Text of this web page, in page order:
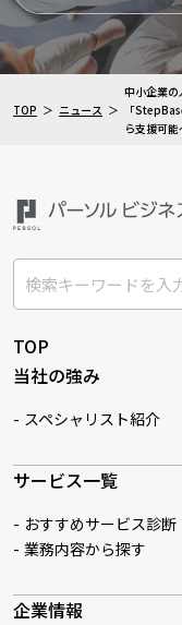
TOP ニュース
中小企業
「
ら支援可能
TOP
当社の強み
スペシャリスト紹介
サービス一覧
おすすめサービス診断
業務内容から探す
企業情報